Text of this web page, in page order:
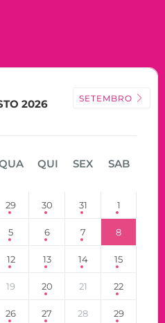
2026 SETEMBRO
QUI SEX SAB
29 30 31 1
5 6 7 8
12 13 14 15
19 20 21 22
26 27 28 29